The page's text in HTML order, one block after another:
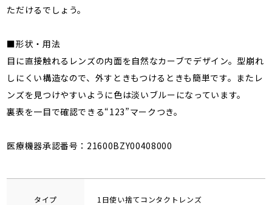
ただけるでしょう。
■形状・用法
目に直接触れるレンズの内面を自然なカーブでデザイン。型崩れ
しにくい構造なので、外すときもつけるときも簡単です。またレ
ンズを見つけやすいように色は淡いブルーになっています。
裏表を一目で確認できる“123”マークつき。
医療機器承認番号：21600BZY00408000
タイプ 1日使い捨てコンタクトレンズ